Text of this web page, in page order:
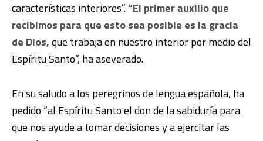
características interiores”.“El primer auxilio que
recibimos para que esto sea posible es la gracia
de Dios,que trabaja en nuestro interior por medio del
Espíritu Santo”, ha aseverado.
En su saludo a los peregrinos de lengua española, ha
pedido “al Espíritu Santo el don de la sabiduría para
que nos ayude a tomar decisiones y a ejercitar las